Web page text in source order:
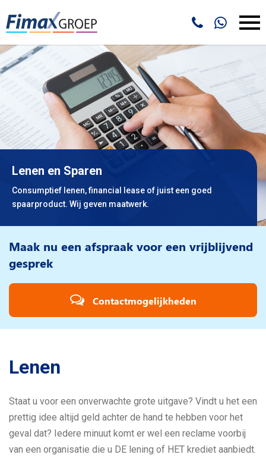
Lenen en Sparen
Consumptief lenen, financial lease of juist een goed
spaarproduct. Wij geven maatwerk.
Maak nu een afspraak voor een vrijblijvend
gesprek
Contactmogelijkheden
Lenen
Staat u voor een onverwachte grote uitgave? Vindt u het een
prettig idee altijd geld achter de hand te hebben voor het
geval dat? Iedere minuut komt er wel een reclame voorbij
van een organisatie die u DE lening of HET krediet aanbiedt.